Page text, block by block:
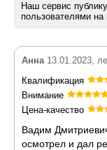
Наш сервис
пользователями
Анна13.01.2023,
Квалификация
Внимание
Цена-качество
Вадим
осмотрел и дал